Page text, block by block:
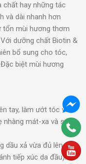
hay những tác
và dài nhanh hơn
tổn mùi hương thơm
dưỡng chất Biotin &
bổ sung cho tóc,
biệt mùi hương
tay, làm ướt tóc và
mát-xa và sau
dầu xả vừa đủ lên tay
tiếp xúc da đầu).